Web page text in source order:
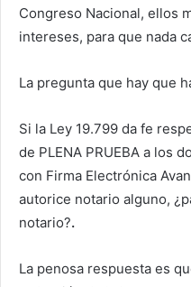
Congreso Nacional, ellos
intereses, para que nada
La pregunta que hay que
Si la Ley 19.799 da fe
de PLENA PRUEBA a los
con Firma Electrónica
autorice notario alguno,
notario?.
La penosa respuesta es